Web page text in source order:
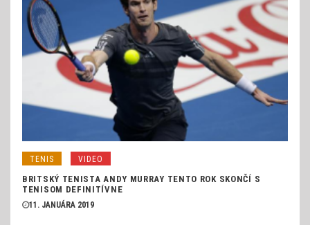
TENIS VIDEO
BRITSKÝ TENISTA ANDY MURRAY TENTO ROK SKONČÍ S
TENISOM DEFINITÍVNE
11. JANUÁRA 2019